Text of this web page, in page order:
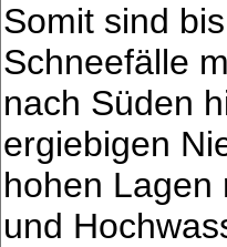
Somit sind
Schneefälle
nach Süden
ergiebigen
hohen Lagen
und